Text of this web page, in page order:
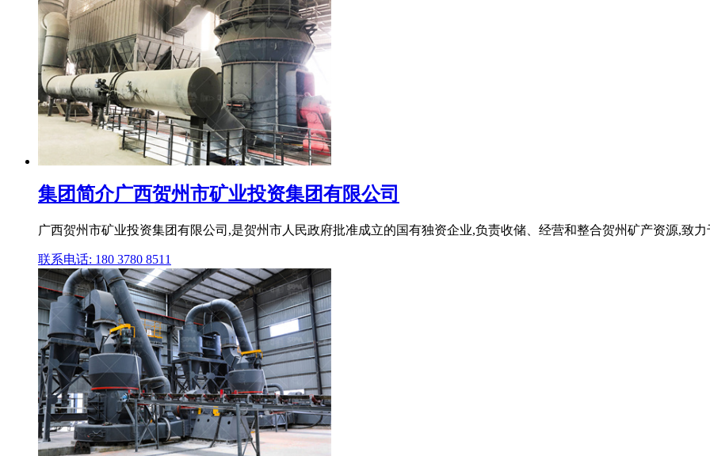
集团简介广西贺州市矿业投资集团有限公司
广西贺州市矿业投资集团有限公司,是贺州市人民政府批准成立的国有独资企业,负责收储、经营和整合贺州矿产资源,致
联系电话: 180 3780 8511